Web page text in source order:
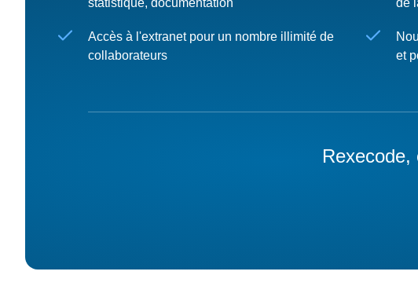
statistique, documentation
Accès à l'extranet pour un nombre illimité de
collaborateurs
de
et
Rexecode,